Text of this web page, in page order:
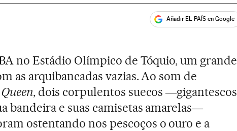
Sociales Añadir EL PAÍS en Google
no Estádio Olímpico de Tóquio, um grande
as arquibancadas vazias. Ao som de
, dois corpulentos suecos ―gigantescos
bandeira e suas camisetas amarelas―
ostentando nos pescoços o ouro e a